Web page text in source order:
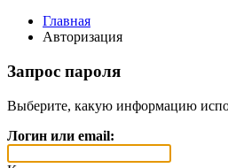
Главная
Авторизация
Запрос пароля
Выберите, какую информацию
Логин или email: